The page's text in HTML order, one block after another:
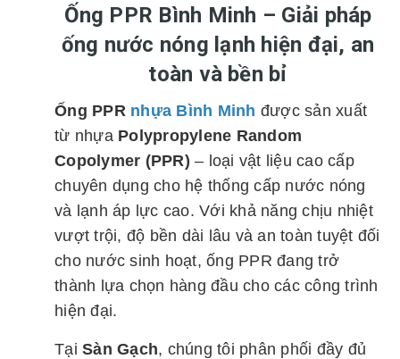
Ống PPR Bình Minh – Giải pháp
ống nước nóng lạnh hiện đại, an
toàn và bền bỉ
Ống PPR nhựa Bình Minh được sản xuất
từ nhựa Polypropylene Random
Copolymer (PPR) – loại vật liệu cao cấp
chuyên dụng cho hệ thống cấp nước nóng
và lạnh áp lực cao. Với khả năng chịu nhiệt
vượt trội, độ bền dài lâu và an toàn tuyệt đối
cho nước sinh hoạt, ống PPR đang trở
thành lựa chọn hàng đầu cho các công trình
hiện đại.
Tại Sàn Gạch, chúng tôi phân phối đầy đủ